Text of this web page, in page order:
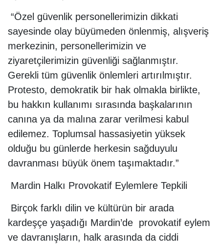
“Özel güvenlik personellerimizin dikkati
sayesinde olay büyümeden önlenmiş, alışveriş
merkezinin, personellerimizin ve
ziyaretçilerimizin güvenliği sağlanmıştır.
Gerekli tüm güvenlik önlemleri artırılmıştır.
Protesto, demokratik bir hak olmakla birlikte,
bu hakkın kullanımı sırasında başkalarının
canına ya da malına zarar verilmesi kabul
edilemez. Toplumsal hassasiyetin yüksek
olduğu bu günlerde herkesin sağduyulu
davranması büyük önem taşımaktadır.”
Mardin Halkı Provokatif Eylemlere Tepkili
Birçok farklı dilin ve kültürün bir arada
kardeşçe yaşadığı Mardin’de provokatif eylem
ve davranışların, halk arasında da ciddi